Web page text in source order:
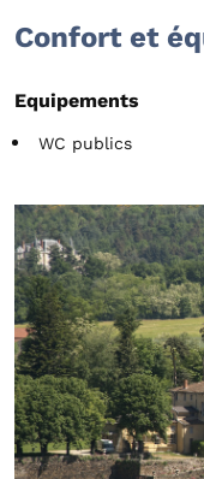
Confort et
Equipements
WC publics